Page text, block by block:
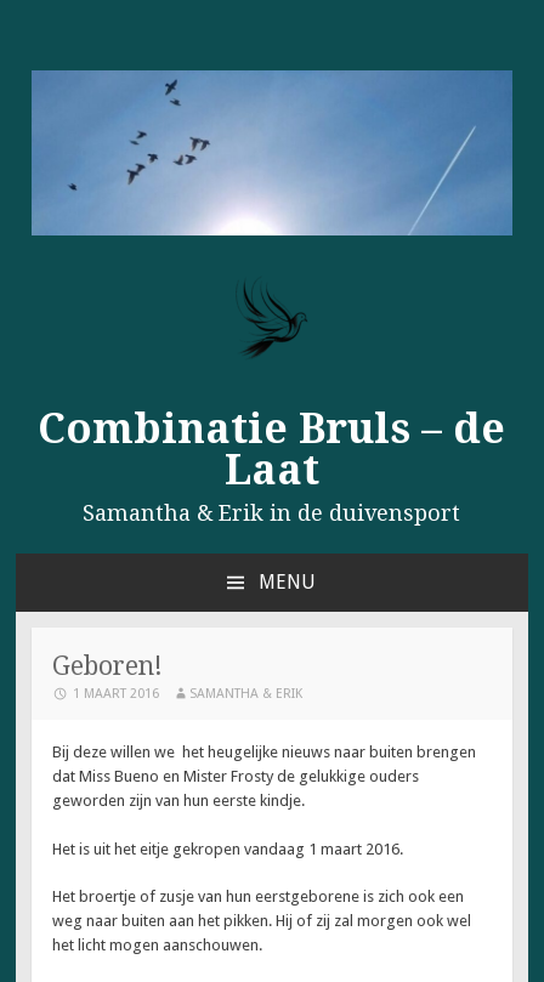
Combinatie Bruls – de
Laat
Samantha & Erik in de duivensport
MENU
INHOUD
SPRINGEN
Geboren!
1 MAART 2016 SAMANTHA & ERIK
Bij deze willen we het heugelijke nieuws naar buiten brengen
dat Miss Bueno en Mister Frosty de gelukkige ouders
geworden zijn van hun eerste kindje.
Het is uit het eitje gekropen vandaag 1 maart 2016.
Het broertje of zusje van hun eerstgeborene is zich ook een
weg naar buiten aan het pikken. Hij of zij zal morgen ook wel
het licht mogen aanschouwen.